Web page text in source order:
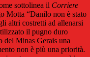
sottolinea il Corriere
Motta “Danilo non è stato
altri costretti ad allenarsi
il pugno duro
del Minas Gerais una
non è più una priorità.